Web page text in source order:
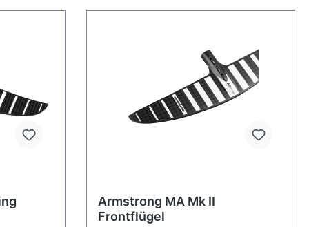
Armstrong MA Mk II
Frontflügel